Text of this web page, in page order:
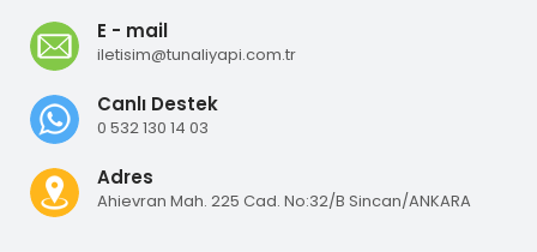
E - mail
iletisim@tunaliyapi.com.tr
Canlı Destek
0 532 130 14 03
Adres
Ahievran Mah. 225 Cad. No:32/B Sincan/ANKARA